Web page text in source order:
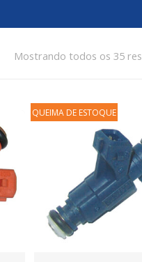
Mostrando todos os 35
QUEIMA DE ESTOQUE